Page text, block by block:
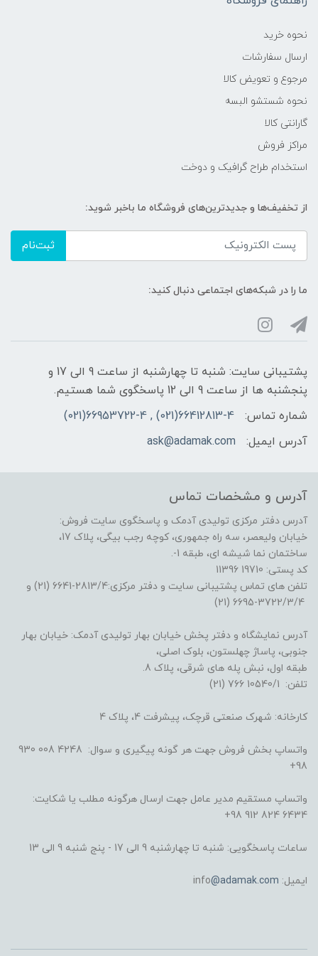
نحوه خرید
ارسال سفارشات
مرجوع و تعویض کالا
نحوه شستشو البسه
گارانتی کالا
مراکز فروش
استخدام طراح گرافیک و دوخت
از تخفیف‌ها و جدیدترین‌های فروشگاه ما باخبر شوید:
ثبت‌نام
ما را در شبکه‌های اجتماعی دنبال کنید:
پشتیبانی سایت: شنبه تا چهارشنبه از ساعت 9 الی 17 و
پنجشنبه ها از ساعت 9 الی 12 پاسخگوی شما هستیم.
شماره تماس:
66412813-4(021) , 66953722-4(021)
آدرس ایمیل:
ask@adamak.com
آدرس و مشخصات تماس
آدرس دفتر مرکزی تولیدی آدمک و پاسخگوی سایت فروش:
خیابان ولیعصر، سه راه جمهوری، کوچه رجب بیگی، پلاک 17،
ساختمان نما شیشه ای، طبقه 1-.
کد پستی: 19710 11396
تلفن های تماس پشتیبانی سایت و دفتر مرکزی:2813/4-6641 (21) و
آدرس نمایشگاه و دفتر پخش خیابان بهار تولیدی آدمک: خیابان بهار
جنوبی، پاساژ چهلستون، بلوک اصلی،
طبقه اول، نبش پله های شرقی، پلاک 8.
تلفن: 10540/1 766 (21)
کارخانه: شهرک صنعتی قرچک، پیشرفت 4، پلاک 4
واتساپ بخش فروش جهت هر گونه پیگیری و سوال: 4248 008 930
98+
واتساپ مستقیم مدیر عامل جهت ارسال هرگونه مطلب یا شکایت:
6434 824 912 98+
ساعات پاسخگویی: شنبه تا چهارشنبه 9 الی 17 - پنج شنبه 9 الی 13
ایمیل: info @adamak.com